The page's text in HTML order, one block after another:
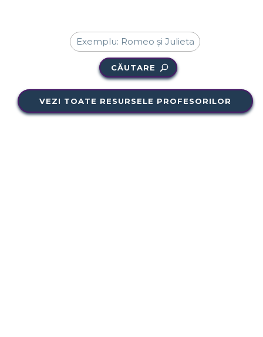
CĂUTARE
VEZI TOATE RESURSELE PROFESORILOR